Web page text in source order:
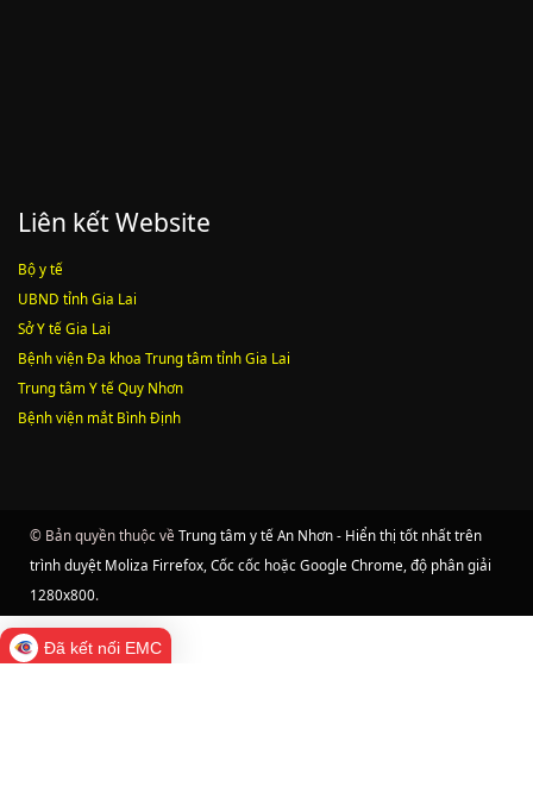
Liên kết Website
Bộ y tế
UBND tỉnh Gia Lai
Sở Y tế Gia Lai
Bệnh viện Đa khoa Trung tâm tỉnh Gia Lai
Trung tâm Y tế Quy Nhơn
Bệnh viện mắt Bình Định
© Bản quyền thuộc về Trung tâm y tế An Nhơn - Hiển thị tốt nhất trên
trình duyệt Moliza Firrefox, Cốc cốc hoặc Google Chrome, độ phân giải
1280x800.
Đã kết nối EMC